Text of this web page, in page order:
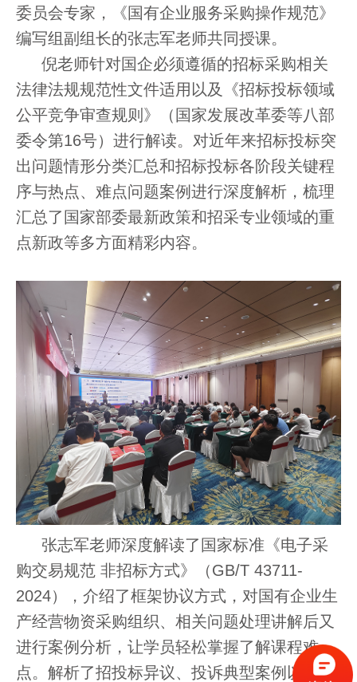
委员会专家，《国有企业服务采购操作规范》
编写组副组长的张志军老师共同授课。
倪老师针对国企必须遵循的招标采购相关
法律法规规范性文件适用以及
《招标投标领域
公平竞争审查规则》（国家发展改革委等八部
委令第16号） 进行解读。对近年来招标投标突
出问题情形分类汇总和招标投标各阶段关键程
序与热点、难点问题案例进行深度解析，梳理
汇总了国家部委最新政策和招采专业领域的重
点新政等多方面精彩内容。
张志军老师深度解读了国家标准《电子采
购交易规范 非招标方式》（GB/T 43711-
2024），介绍了框架协议方式，对国有企业生
产经营物资采购组织、相关问题处理讲解后又
进行案例分析，让学员轻松掌握了解课程难
点。解析了招投标异议、投诉典型案例以及讲